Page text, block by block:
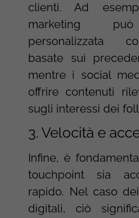
clienti. Ad
marketing
personalizzata
basate sui
mentre i social
offrire contenuti
sugli interessi dei
3. Velocità e
Infine, è
touchpoint sia
rapido. Nel caso
digitali, ciò